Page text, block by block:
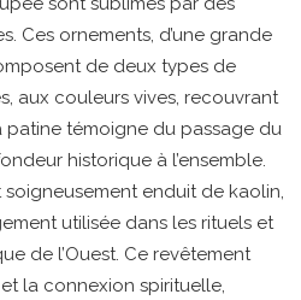
Ces ornements, d’une grande
de deux types de
aux couleurs vives, recouvrant
patine témoigne du passage du
historique à l’ensemble.
enduit de kaolin,
utilisée dans les rituels et
de l’Ouest. Ce revêtement
la connexion spirituelle,